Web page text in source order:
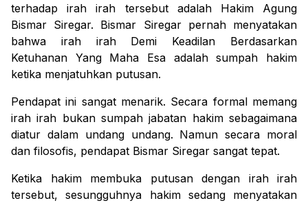
terhadap irah irah tersebut adalah Hakim Agung
Bismar Siregar. Bismar Siregar pernah menyatakan
bahwa irah irah Demi Keadilan Berdasarkan
Ketuhanan Yang Maha Esa adalah sumpah hakim
ketika menjatuhkan putusan.
Pendapat ini sangat menarik. Secara formal memang
irah irah bukan sumpah jabatan hakim sebagaimana
diatur dalam undang undang. Namun secara moral
dan filosofis, pendapat Bismar Siregar sangat tepat.
Ketika hakim membuka putusan dengan irah irah
tersebut, sesungguhnya hakim sedang menyatakan